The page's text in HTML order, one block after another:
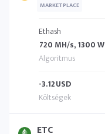
MARKETPLACE
Ethash
720 MH/s, 1300 W
-3.12USD
ETC